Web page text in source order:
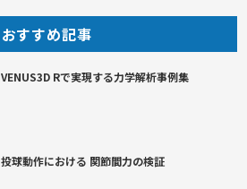
おすすめ記事
VENUS3D Rで実現する力学解析事例集
投球動作における 関節間力の検証